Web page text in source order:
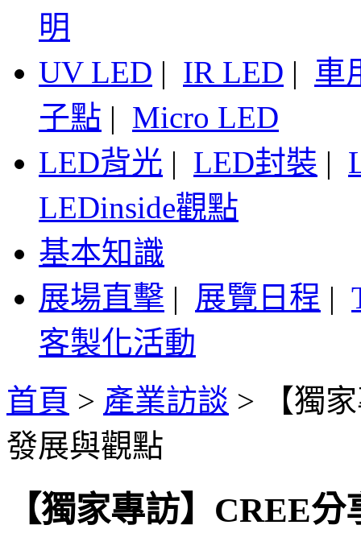
明
UV LED | IR LED | 車
子點 | Micro LED
LED背光 | LED封裝 |
LEDinside觀點
基本知識
展場直擊 | 展覽日程 |
客製化活動
首頁 > 產業訪談 >
【獨
發展與觀點
【獨家專訪】CREE